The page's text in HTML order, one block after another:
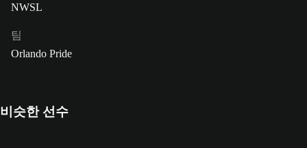
NWSL
팀
Orlando Pride
비슷한 선수